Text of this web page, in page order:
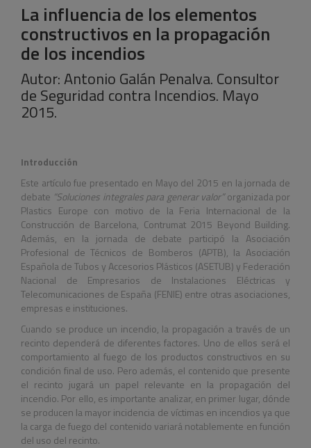
La influencia de los elementos
constructivos en la propagación
de los incendios
Autor: Antonio Galán Penalva. Consultor
de Seguridad contra Incendios. Mayo
2015.
Introducción
Este artículo fue presentado en Mayo del 2015 en la jornada de
debate “Soluciones integrales para generar valor”organizada por
Plastics Europe con motivo de la Feria Internacional de la
Construcción de Barcelona, Contrumat 2015 Beyond Building.
Además, en la jornada de debate participó la Asociación
Profesional de Técnicos de Bomberos (APTB), la Asociación
Española de Tubos y Accesorios Plásticos (ASETUB) y Federación
Nacional de Empresarios de Instalaciones Eléctricas y
Telecomunicaciones de España (FENIE) entre otras asociaciones,
empresas e instituciones.
Cuando se produce un incendio, la propagación a través de un
recinto dependerá de diferentes factores. Uno de ellos será el
comportamiento al fuego de los productos constructivos en su
condición final de uso. Pero además, el contenido que presente
el recinto jugará un papel relevante en la propagación del
incendio. Por ello, es importante analizar, en primer lugar, dónde
se producen la mayor incidencia de víctimas en incendios ya que
la carga de fuego del contenido variará notablemente en función
del uso del recinto.